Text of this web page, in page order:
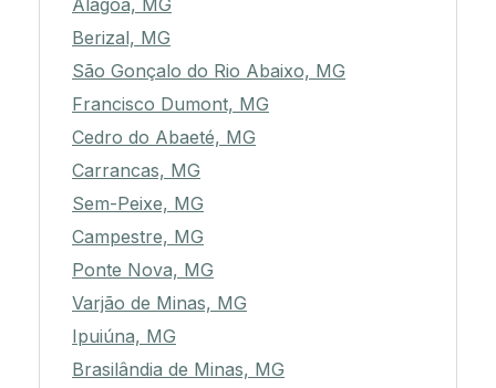
Alagoa, MG
Berizal, MG
São Gonçalo do Rio Abaixo, MG
Francisco Dumont, MG
Cedro do Abaeté, MG
Carrancas, MG
Sem-Peixe, MG
Campestre, MG
Ponte Nova, MG
Varjão de Minas, MG
Ipuiúna, MG
Brasilândia de Minas, MG